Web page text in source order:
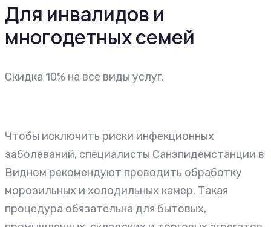
Для инвалидов и
многодетных семей
Cкидка 10% на все виды услуг.
Чтобы исключить риски инфекционных
заболеваний, специалисты Санэпидемстанции в
Видном рекомендуют проводить обработку
морозильных и холодильных камер. Такая
процедура обязательна для бытовых,